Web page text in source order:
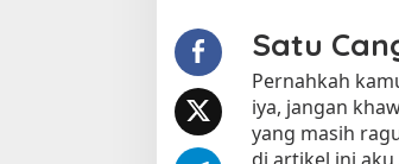
Satu
Pernahkah
iya, jangan
yang masih